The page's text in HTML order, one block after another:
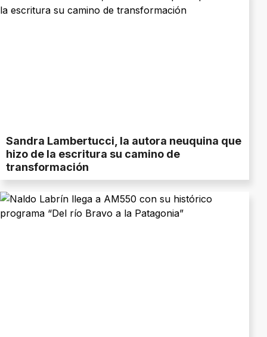
Sandra Lambertucci, la autora neuquina que
hizo de la escritura su camino de
transformación